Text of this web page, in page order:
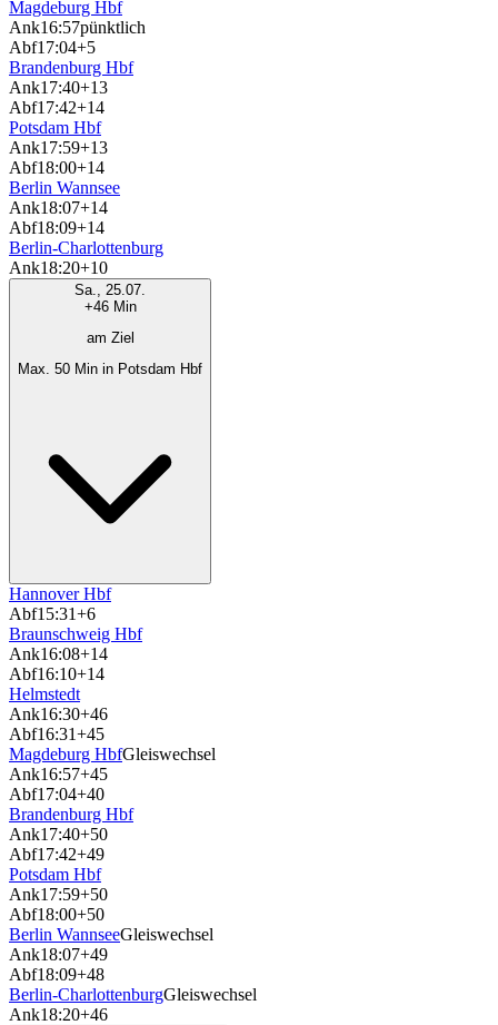
Magdeburg Hbf
Ank16:57pünktlich
Abf17:04+5
Brandenburg Hbf
Ank17:40+13
Abf17:42+14
Potsdam Hbf
Ank17:59+13
Abf18:00+14
Berlin Wannsee
Ank18:07+14
Abf18:09+14
Berlin-Charlottenburg
Ank18:20+10
Sa., 25.07.
+46 Min
am Ziel
Max. 50 Min in Potsdam Hbf
Hannover Hbf
Abf15:31+6
Braunschweig Hbf
Ank16:08+14
Abf16:10+14
Helmstedt
Ank16:30+46
Abf16:31+45
Magdeburg HbfGleiswechsel
Ank16:57+45
Abf17:04+40
Brandenburg Hbf
Ank17:40+50
Abf17:42+49
Potsdam Hbf
Ank17:59+50
Abf18:00+50
Berlin WannseeGleiswechsel
Ank18:07+49
Abf18:09+48
Berlin-CharlottenburgGleiswechsel
Ank18:20+46